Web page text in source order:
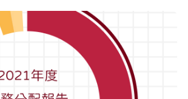
黃小姐300呂*晁200蕭*呈200許詠鑫20
理 邱朝輝12000陳柏諺12000陳柔卉12
陳堯睿11000岳沛蓉10
余奕岑8800H*******n7400無名氏720
6231陳駿達6000郭武昌6000賴*君6000
卡達公璐有限公司6000Hou6000陳
心邦國際有限公司5000蕭泉晏5000周